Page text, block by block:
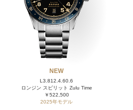
NEW
L3.812.4.60.6
ロンジン スピリット Zulu Time
￥522,500
2025年モデル